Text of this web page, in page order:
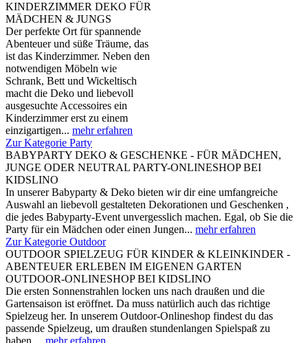
KINDERZIMMER DEKO FÜR
MÄDCHEN & JUNGS
Der perfekte Ort für spannende
Abenteuer und süße Träume, das
ist das Kinderzimmer. Neben den
notwendigen Möbeln wie
Schrank, Bett und Wickeltisch
macht die Deko und liebevoll
ausgesuchte Accessoires ein
Kinderzimmer erst zu einem
einzigartigen... mehr erfahren
Zur Kategorie Party
BABYPARTY DEKO & GESCHENKE - FÜR MÄDCHEN,
JUNGE ODER NEUTRAL PARTY-ONLINESHOP BEI
KIDSLINO
In unserer Babyparty & Deko bieten wir dir eine umfangreiche
Auswahl an liebevoll gestalteten Dekorationen und Geschenken ,
die jedes Babyparty-Event unvergesslich machen. Egal, ob Sie die
Party für ein Mädchen oder einen Jungen... mehr erfahren
Zur Kategorie Outdoor
OUTDOOR SPIELZEUG FÜR KINDER & KLEINKINDER -
ABENTEUER ERLEBEN IM EIGENEN GARTEN
OUTDOOR-ONLINESHOP BEI KIDSLINO
Die ersten Sonnenstrahlen locken uns nach draußen und die
Gartensaison ist eröffnet. Da muss natürlich auch das richtige
Spielzeug her. In unserem Outdoor-Onlineshop findest du das
passende Spielzeug, um draußen stundenlangen Spielspaß zu
haben.... mehr erfahren